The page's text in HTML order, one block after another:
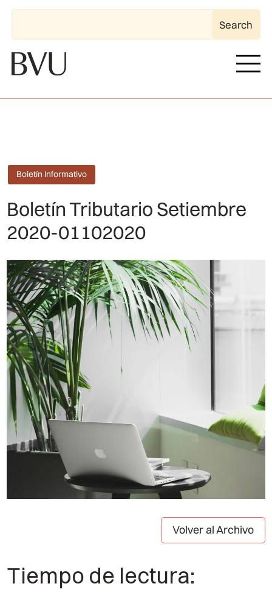
Boletín Informativo
Boletín Tributario Setiembre
2020-01102020
Volver al Archivo
Tiempo de lectura: